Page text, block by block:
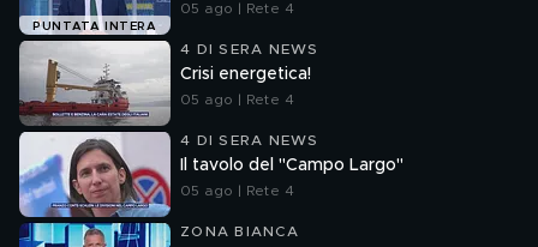
PUNTATA INTERA
05 ago | Rete 4
4 DI SERA NEWS
Crisi energetica!
05 ago | Rete 4
4 DI SERA NEWS
Il tavolo del "Campo Largo"
05 ago | Rete 4
ZONA BIANCA